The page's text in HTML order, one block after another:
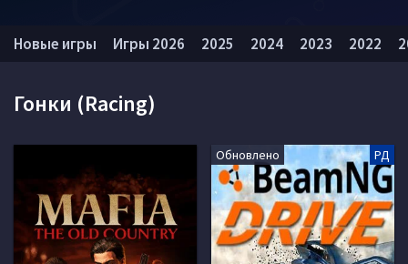
Гонки (Racing)
Обновлено РД
Новые игры Игры 2026 2025 2024 2023 2022